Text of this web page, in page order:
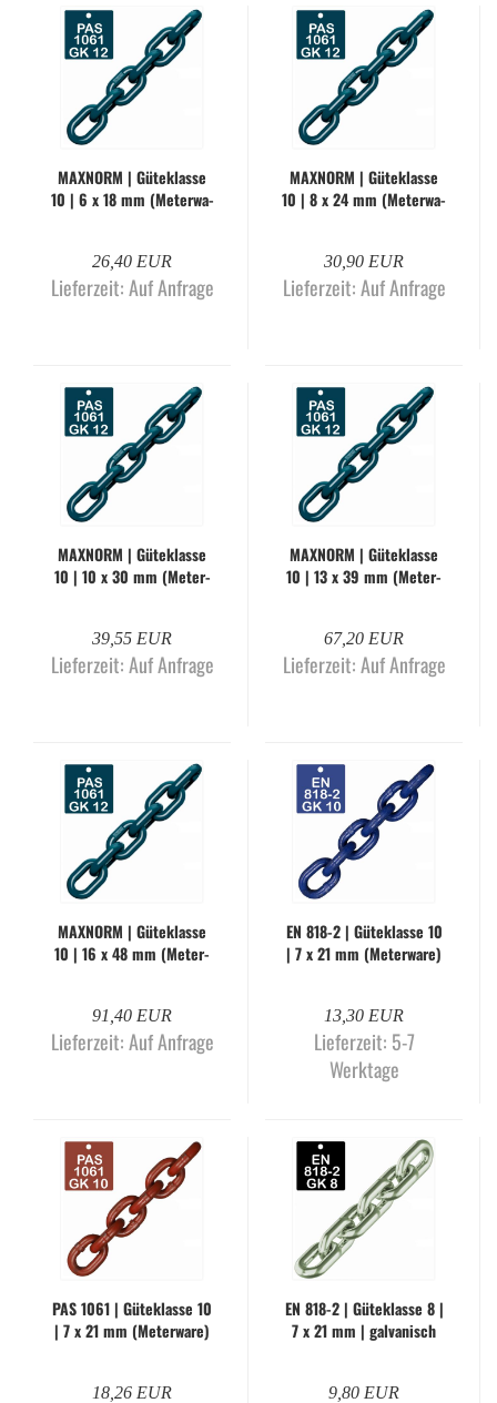
MAX­NORM | Gü­te­klas­se
10 | 6 x 18 mm (Me­ter­wa­
26,40 EUR
Lieferzeit:Auf Anfrage
MAX­NORM | Gü­te­klas­se
10 | 8 x 24 mm (Me­ter­wa­
30,90 EUR
Lieferzeit:Auf Anfrage
MAX­NORM | Gü­te­klas­se
10 | 10 x 30 mm (Me­ter­
39,55 EUR
Lieferzeit:Auf Anfrage
MAX­NORM | Gü­te­klas­se
10 | 13 x 39 mm (Me­ter­
67,20 EUR
Lieferzeit:Auf Anfrage
MAX­NORM | Gü­te­klas­se
10 | 16 x 48 mm (Me­ter­
91,40 EUR
Lieferzeit:Auf Anfrage
EN 818-2 | Gü­te­klas­se 10
| 7 x 21 mm (Me­ter­wa­re)
13,30 EUR
Lieferzeit: 5-7
Werktage
PAS 1061 | Gü­te­klas­se 10
| 7 x 21 mm (Me­ter­wa­re)
18,26 EUR
EN 818-2 | Gü­te­klas­se 8 |
7 x 21 mm | gal­va­nisch
9,80 EUR